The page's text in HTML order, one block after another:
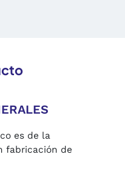
es de la
fabricación de